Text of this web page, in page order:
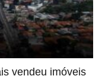
vendeu imóveis